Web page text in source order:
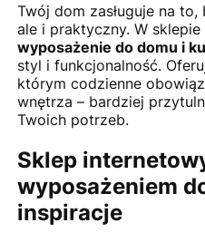
Twój dom zasługuje na
ale i praktyczny. W sklepie
wyposażenie do domu i
styl i funkcjonalność.
którym codzienne
wnętrza – bardziej
Twoich potrzeb.
Sklep
wyposażeniem
inspiracje